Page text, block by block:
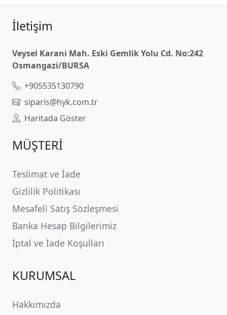
İletişim
Veysel Karani Mah. Eski Gemlik Yolu Cd. No:242
Osmangazi/BURSA
+905535130790
siparis@hyk.com.tr
Haritada Göster
MÜŞTERİ
Teslimat ve İade
Gizlilik Politikası
Mesafeli Satış Sözleşmesi
Banka Hesap Bilgilerimiz
İptal ve İade Koşulları
KURUMSAL
Hakkımızda